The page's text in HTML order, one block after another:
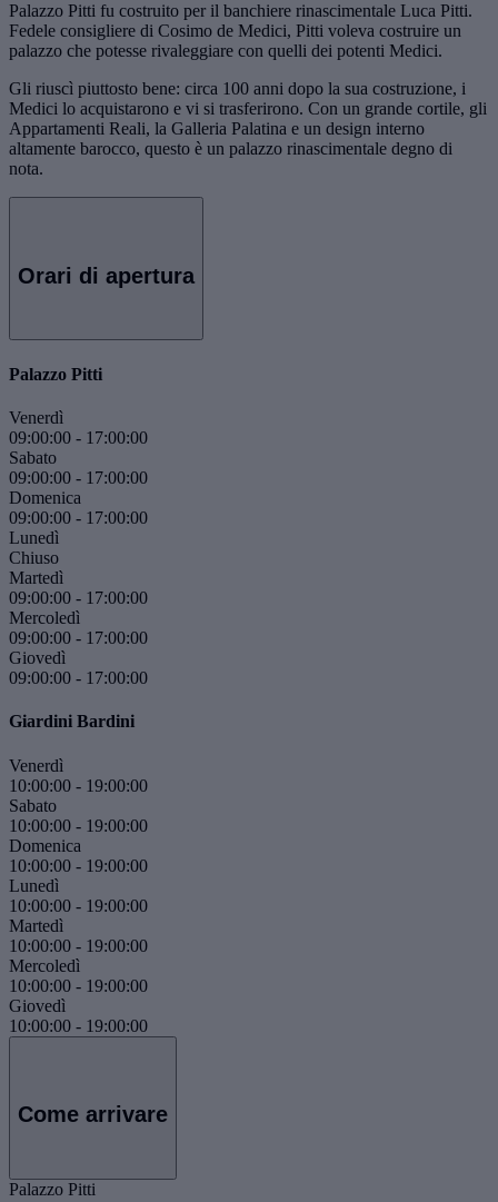
Palazzo Pitti fu costruito per il banchiere rinascimentale Luca Pitti.
Fedele consigliere di Cosimo de Medici, Pitti voleva costruire un
palazzo che potesse rivaleggiare con quelli dei potenti Medici.
Gli riuscì piuttosto bene: circa 100 anni dopo la sua costruzione, i
Medici lo acquistarono e vi si trasferirono. Con un grande cortile, gli
Appartamenti Reali, la Galleria Palatina e un design interno
altamente barocco, questo è un palazzo rinascimentale degno di
nota.
Orari di apertura
Palazzo Pitti
Venerdì
09:00:00 - 17:00:00
Sabato
09:00:00 - 17:00:00
Domenica
09:00:00 - 17:00:00
Lunedì
Chiuso
Martedì
09:00:00 - 17:00:00
Mercoledì
09:00:00 - 17:00:00
Giovedì
09:00:00 - 17:00:00
Giardini Bardini
Venerdì
10:00:00 - 19:00:00
Sabato
10:00:00 - 19:00:00
Domenica
10:00:00 - 19:00:00
Lunedì
10:00:00 - 19:00:00
Martedì
10:00:00 - 19:00:00
Mercoledì
10:00:00 - 19:00:00
Giovedì
10:00:00 - 19:00:00
Come arrivare
Palazzo Pitti